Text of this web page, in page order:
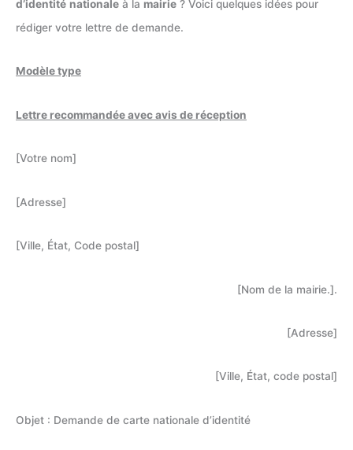
d’identité nationale à la mairie ? Voici quelques idées pour
rédiger votre lettre de demande.
Modèle type
Lettre recommandée avec avis de réception
[Votre nom]
[Adresse]
[Ville, État, Code postal]
[Nom de la mairie.].
[Adresse]
[Ville, État, code postal]
Objet : Demande de carte nationale d’identité